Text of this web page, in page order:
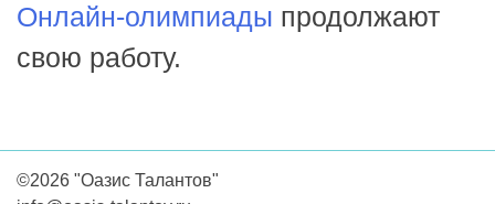
Онлайн-олимпиады продолжают
свою работу.
©2026 "Оазис Талантов"